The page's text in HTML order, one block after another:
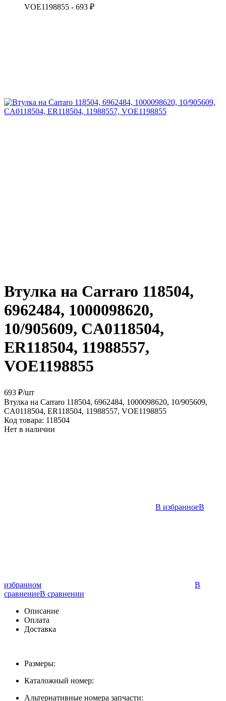
VOE1198855 - 693 ₽
Втулка на Carraro 118504,
6962484, 1000098620,
10/905609, CA0118504,
ER118504, 11988557,
VOE1198855
693 ₽/шт
Втулка на Carraro 118504, 6962484, 1000098620, 10/905609,
CA0118504, ER118504, 11988557, VOE1198855
Код товара: 118504
Нет в наличии
В избранноеВ
избранном
В
сравнениеВ сравнении
Описание
Оплата
Доставка
Размеры:
Каталожный номер:
Альтернативные номера запчасти: